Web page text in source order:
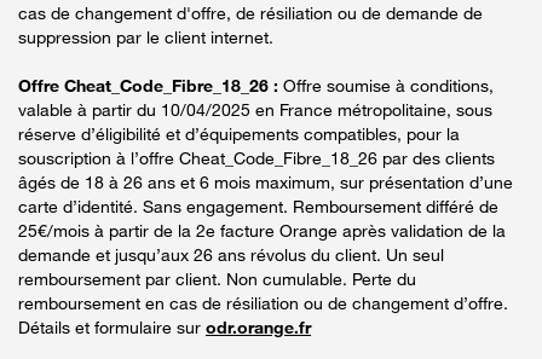
cas de changement d'offre, de résiliation ou de demande de
suppression par le client internet.
Offre Cheat_Code_Fibre_18_26 : Offre soumise à conditions,
valable à partir du 10/04/2025 en France métropolitaine, sous
réserve d’éligibilité et d’équipements compatibles, pour la
souscription à l’offre Cheat_Code_Fibre_18_26 par des clients
âgés de 18 à 26 ans et 6 mois maximum, sur présentation d’une
carte d’identité. Sans engagement. Remboursement différé de
25€/mois à partir de la 2e facture Orange après validation de la
demande et jusqu’aux 26 ans révolus du client. Un seul
remboursement par client. Non cumulable. Perte du
remboursement en cas de résiliation ou de changement d’offre.
Détails et formulaire sur odr.orange.fr